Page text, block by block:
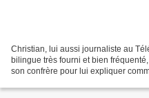
Christian, lui aussi journaliste au
bilingue très fourni et bien
son confrère pour lui expliquer